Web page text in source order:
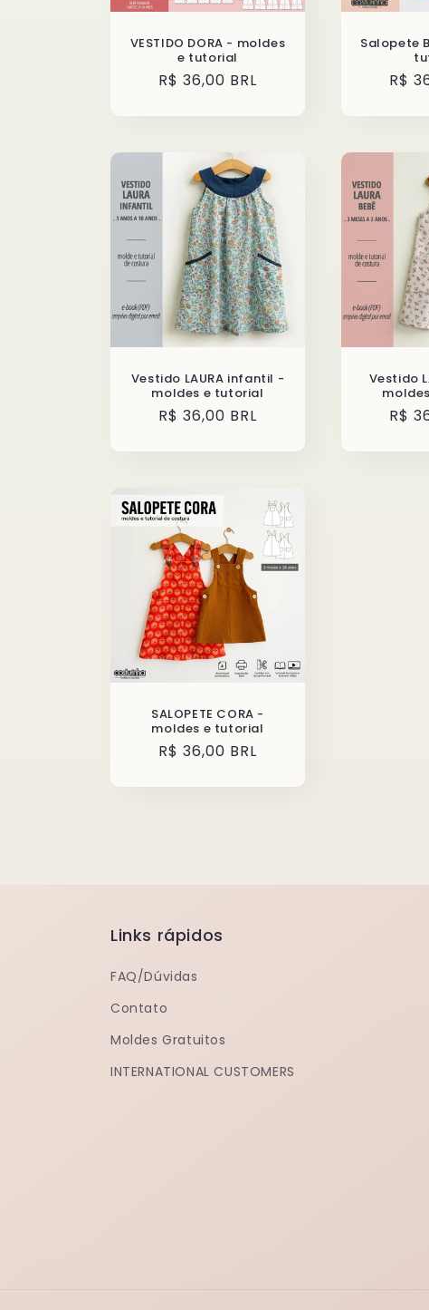
VESTIDO DORA - moldes
e tutorial
Preço
R$ 36,00 BRL
Salopete
R$
Vestido LAURA infantil -
moldes e tutorial
Preço
R$ 36,00 BRL
Vestido
R$
SALOPETE CORA -
moldes e tutorial
Preço
R$ 36,00 BRL
Links rápidos
FAQ/Dúvidas
Contato
Moldes Gratuitos
INTERNATIONAL CUSTOMERS